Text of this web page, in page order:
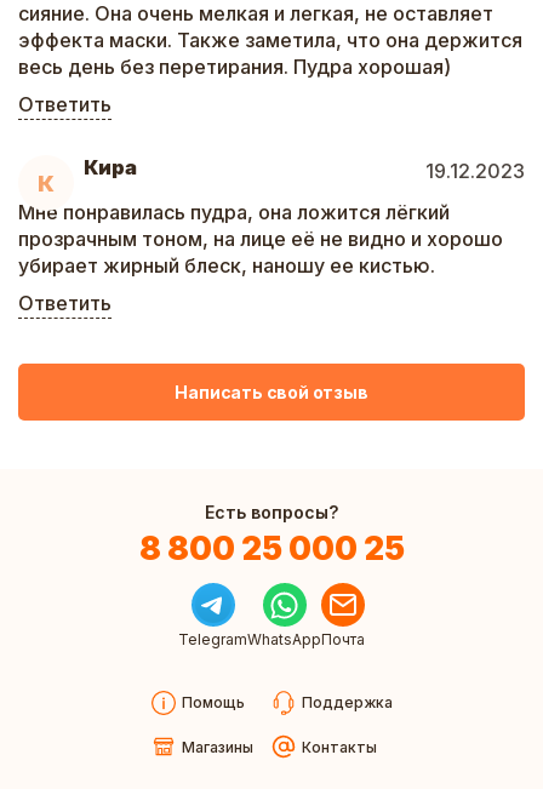
сияние. Она очень мелкая и легкая, не оставляет
эффекта маски. Также заметила, что она держится
весь день без перетирания. Пудра хорошая)
Ответить
К
Кира
19.12.2023
Мне понравилась пудра, она ложится лёгкий
прозрачным тоном, на лице её не видно и хорошо
убирает жирный блеск, наношу ее кистью.
Ответить
Написать свой отзыв
Есть вопросы?
8 800 25 000 25
TelegramWhatsAppПочта
Помощь Поддержка
Магазины Контакты